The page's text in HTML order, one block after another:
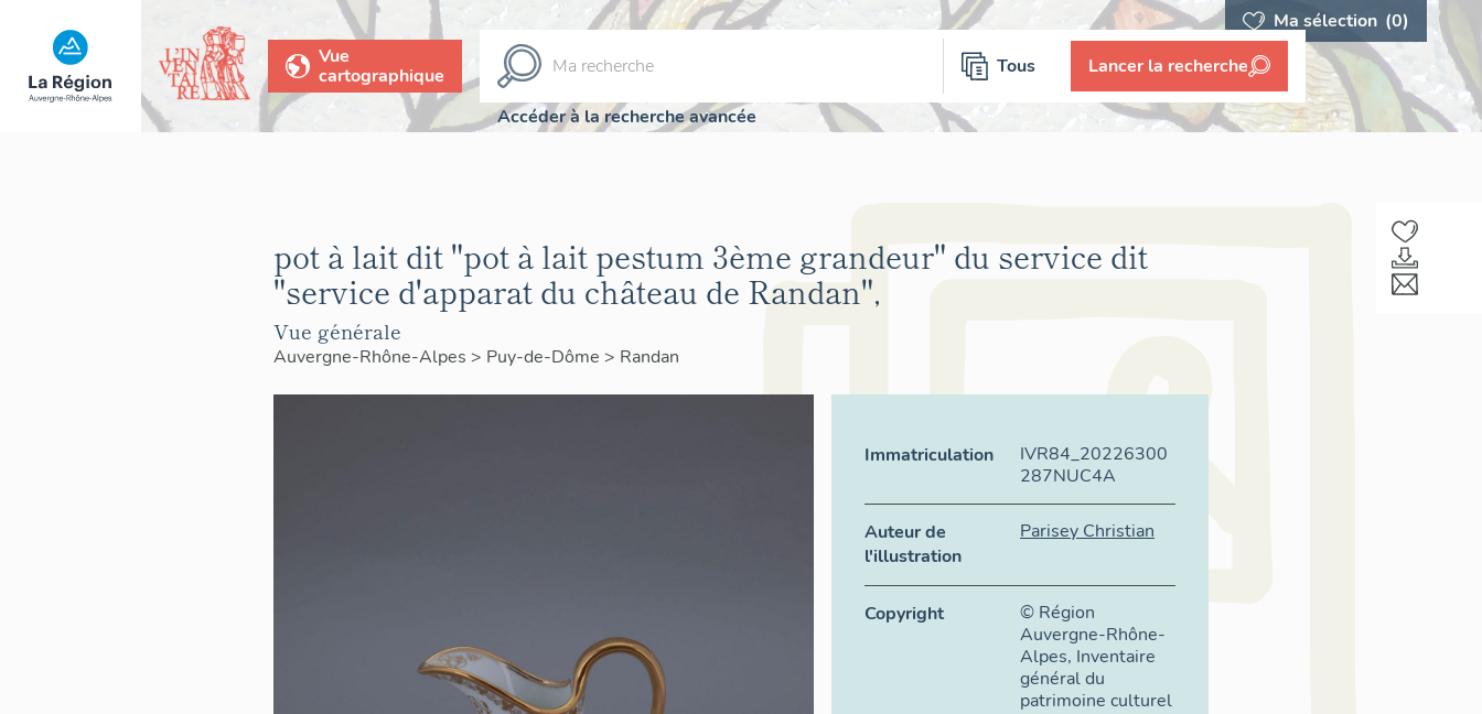
Ma sélection (0)
Vue
cartographique
Tous Lancer la recherche
Accéder à la recherche avancée
pot à lait dit "pot à lait pestum 3ème grandeur" du service dit
"service d'apparat du château de Randan",
Vue générale
Auvergne-Rhône-Alpes > Puy-de-Dôme > Randan
Immatriculation
IVR84_20226300
287NUC4A
Auteur de
l'illustration
Parisey Christian
Copyright
© Région
Auvergne-Rhône-
Alpes, Inventaire
général du
patrimoine culturel